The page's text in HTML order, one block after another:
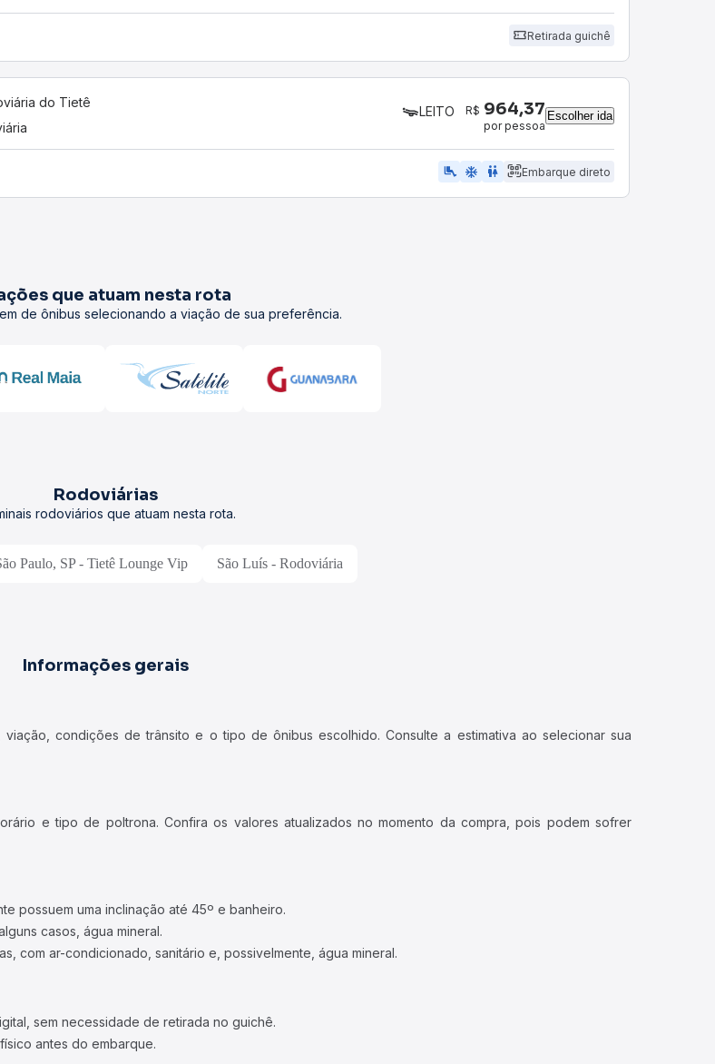
Retirada guichê
do Tietê
LEITO R$ 964,37
por pessoa
Escolher ida
airline_seat_legroom_extra ac_unit wc Embarque direto
que atuam nesta rota
de ônibus selecionando a viação de sua preferência.
Rodoviárias
rodoviários que atuam nesta rota.
Paulo, SP - Tietê Lounge Vip São Luís - Rodoviária
Informações gerais
condições de trânsito e o tipo de ônibus escolhido. Consulte a estimativa ao selecionar sua
e tipo de poltrona. Confira os valores atualizados no momento da compra, pois podem sofrer
possuem uma inclinação até 45º e banheiro.
casos, água mineral.
com ar-condicionado, sanitário e, possivelmente, água mineral.
sem necessidade de retirada no guichê.
antes do embarque.